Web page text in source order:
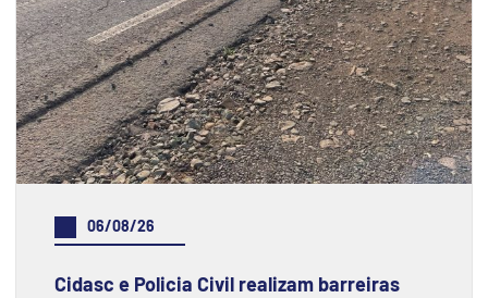
06/08/26
Cidasc e Policia Civil realizam barreiras